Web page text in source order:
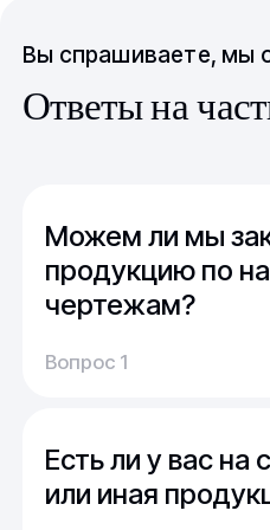
Вы спрашиваете, мы
Ответы на
Можем ли мы
продукцию по
чертежам?
Вы можете отправить
(в т.ч. примерный) с
Мы можем изготовить
продукцию (метизы,
детали), так и
Вопрос 1
Есть ли у вас на
или иная